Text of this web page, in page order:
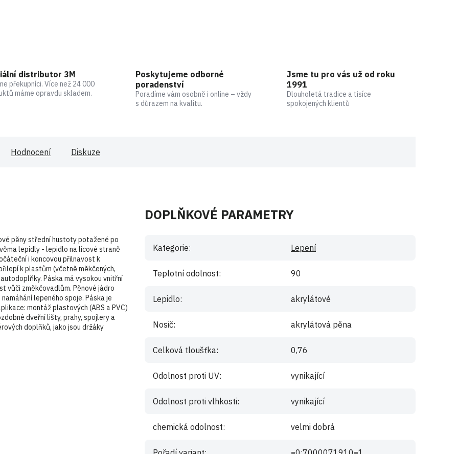
distributor 3M
překupníci. Více než 24 000
máme opravdu skladem.
Poskytujeme odborné
poradenství
Poradíme vám osobně i online – vždy
s důrazem na kvalitu.
Jsme tu pro vás už od roku
1991
Dlouholetá tradice a tisíce
spokojených klientů
Hodnocení Diskuze
pěny střední hustoty potažené po
lepidly - lepidlo na lícové straně
i koncovou přilnavost k
k plastům (včetně měkčených,
Páska má vysokou vnitřní
vůči změkčovadlům. Pěnové jádro
lepeného spoje. Páska je
montáž plastových (ABS a PVC)
dveřní lišty, prahy, spojlery a
doplňků, jako jsou držáky
DOPLŇKOVÉ PARAMETRY
Kategorie: Lepení
Teplotní odolnost: 90
Lepidlo: akrylátové
Nosič: akrylátová pěna
Celková tloušťka: 0,76
Odolnost proti UV: vynikající
Odolnost proti vlhkosti: vynikající
chemická odolnost: velmi dobrá